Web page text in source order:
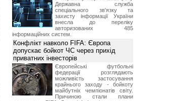
Державна служба
спеціального зв'язку та
захисту інформації України
внесла до переліку
авторизованих 485
інформаційних систем.
Конфлікт навколо FIFA: Європа
допускає бойкот ЧС через прихід
приватних інвесторів
Європейські футбольні
федерації розглядають
можливість застосування
крайнього заходу - бойкоту
майбутніх чемпіонатів світу.
Причиною стали плани